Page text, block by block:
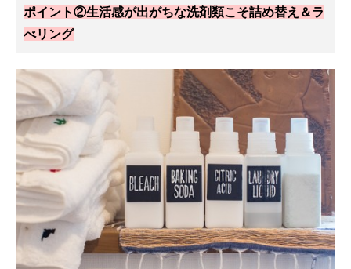
ポイント②生活感が出がちな洗剤類こそ詰め替え＆ラ
べリング